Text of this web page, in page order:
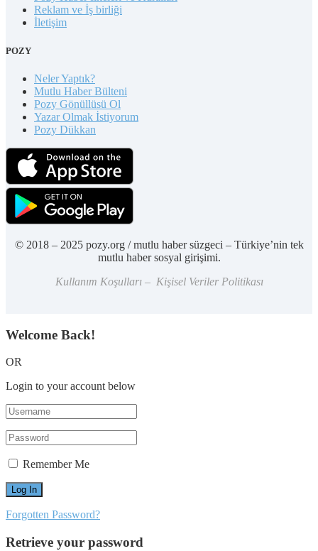
Reklam ve İş birliği
İletişim
POZY
Neler Yaptık?
Mutlu Haber Bülteni
Pozy Gönüllüsü Ol
Yazar Olmak İstiyorum
Pozy Dükkan
© 2018 – 2025 pozy.org / mutlu haber süzgeci – Türkiye’nin tek
mutlu haber sosyal girişimi.
Kullanım Koşulları – Kişisel Veriler Politikası
Welcome Back!
OR
Login to your account below
Remember Me
Forgotten Password?
Retrieve your password